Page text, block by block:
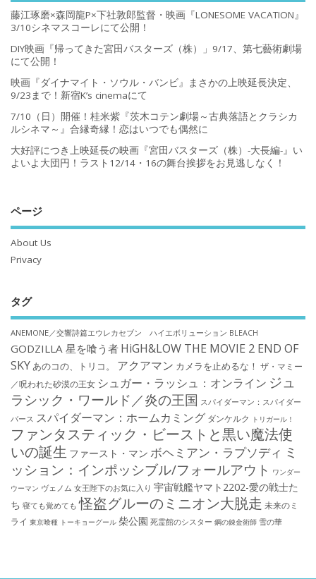
藤江琢磨×森岡龍P×下社敦郎監督・映画『LONESOME VACATION』
3/10シネマスコーレにて公開！
DIY映画『帰ってきた宮田バスターズ（株）」9/17、第七藝術劇場
にて公開！
映画『ダイナマイト・ソウル・バンビ』まさかの上映延長決定、
9/23まで！新宿K’s cinemaにて
7/10（日）開催！桂米紫『茨木コテン劇場～古典落語とクラシカ
ルシネマ～』合縁奇縁！恋はいつでも偶然に
大好評につき上映延長の映画『宮田バスターズ（株）-大長編-』い
よいよ大団円！ラスト12/14・16の舞台挨拶をお見逃しなく！
ページ
About Us
Privacy
タグ
ANEMONE／交響詩篇エウレカセブン ハイエボリューション BLEACH
GODZILLA 星を喰う者 HiGH&LOW THE MOVIE 2 END OF
SKYあのコの、トリコ。 アクアマン カメラを止めるな！ ザ・マミー
／呪われた砂漠の王女 シュガー・ラッシュ：オンライン ジュ
ラシック・ワールド／炎の王国 スパイダーマン：スパイダー
バース スパイダーマン：ホームカミング ダンケルク トリガール！
ファンタスティック・ビーストと黒い魔法使
いの誕生 ファースト・マン ボヘミアン・ラプソディ ミ
ッション：インポッシブル/フォールアウト ワンダー
ウーマン ヴェノム 女王陛下のお気に入り 宇宙戦艦ヤマト2202-愛の戦士た
ち 寝ても覚めても 怪盗グルーのミニオン大脱走 未来のミ
ライ 東京喰種 トーキョーグール 柴公園 死霊館のシスター 鋼の錬金術師 雪の華